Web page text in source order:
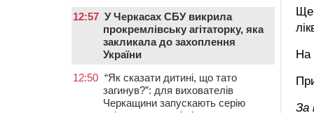
Ще
На
За
12:57 У Черкасах СБУ викрила
прокремлівську агітаторку, яка
закликала до захоплення
України
12:50 “Як сказати дитині, що тато
загинув?”: для вихователів
Черкащини запускають серію